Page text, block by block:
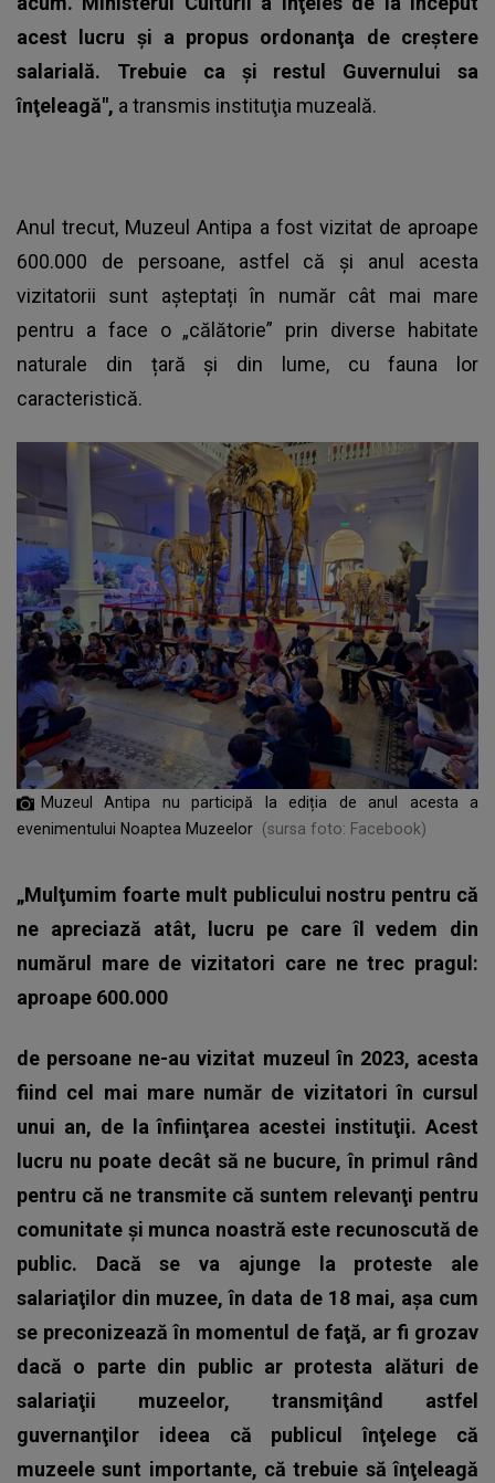
acest lucru şi a propus ordonanţa de creştere
salarială. Trebuie ca şi restul Guvernului sa
înţeleagă", a transmis instituţia muzeală.
Anul trecut, Muzeul Antipa a fost vizitat de aproape
600.000 de persoane, astfel că și anul acesta
vizitatorii sunt așteptați în număr cât mai mare
pentru a face o „călătorie” prin diverse habitate
naturale din țară și din lume, cu fauna lor
caracteristică.
Muzeul Antipa nu participă la ediția de anul acesta a
evenimentului Noaptea Muzeelor (sursa foto: Facebook)
„Mulţumim foarte mult publicului nostru pentru că
ne apreciază atât, lucru pe care îl vedem din
numărul mare de vizitatori care ne trec pragul:
aproape 600.000
de persoane ne-au vizitat muzeul în 2023, acesta
fiind cel mai mare număr de vizitatori în cursul
unui an, de la înfiinţarea acestei instituţii. Acest
lucru nu poate decât să ne bucure, în primul rând
pentru că ne transmite că suntem relevanţi pentru
comunitate şi munca noastră este recunoscută de
public. Dacă se va ajunge la proteste ale
salariaţilor din muzee, în data de 18 mai, aşa cum
se preconizează în momentul de faţă, ar fi grozav
dacă o parte din public ar protesta alături de
salariaţii muzeelor, transmiţând astfel
guvernanţilor ideea că publicul înţelege că
muzeele sunt importante, că trebuie să înţeleagă